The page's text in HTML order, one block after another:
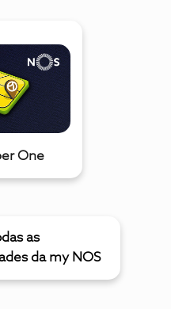
One
as
da my NOS